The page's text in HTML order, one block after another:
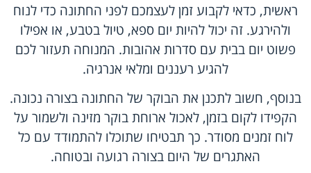
ראשית, כדאי לקבוע זמן לעצמכם לפני החתונה כדי לנוח
ולהירגע. זה יכול להיות יום ספא, טיול בטבע, או אפילו
פשוט יום בבית עם סדרות אהובות. המנוחה תעזור לכם
להגיע רעננים ומלאי אנרגיה.
בנוסף, חשוב לתכנן את הבוקר של החתונה בצורה נכונה.
הקפידו לקום בזמן, לאכול ארוחת בוקר מזינה ולשמור על
לוח זמנים מסודר. כך תבטיחו שתוכלו להתמודד עם כל
האתגרים של היום בצורה רגועה ובטוחה.